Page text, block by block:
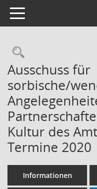
Toggle navigation
Ausschuss für
sorbische/
Kultur des
Termine 2020
Informationen